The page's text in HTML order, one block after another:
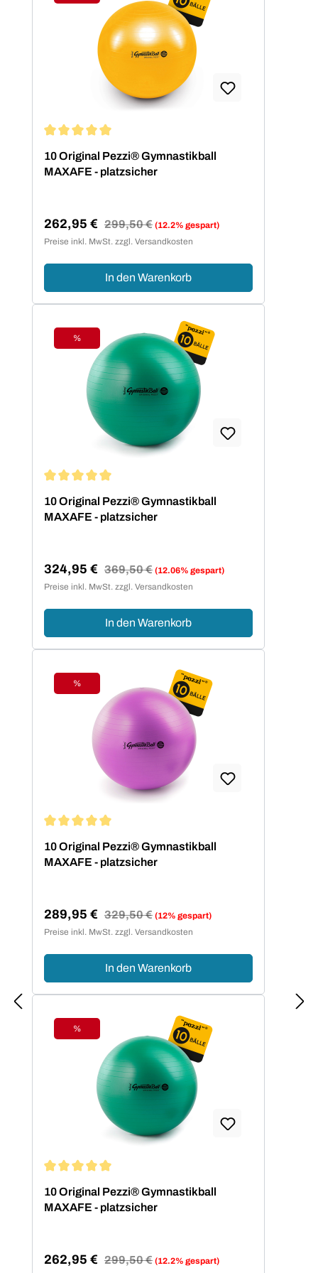
Rabatt
10 Original Pezzi® Gymnastikball
MAXAFE - platzsicher
Verkaufspreis:
262,95 € Regulärer Preis:
299,50 € (12.2% gespart)
Preise inkl. MwSt. zzgl. Versandkosten
In den Warenkorb
Rabatt
%
10 Original Pezzi® Gymnastikball
MAXAFE - platzsicher
Verkaufspreis:
324,95 € Regulärer Preis:
369,50 € (12.06% gespart)
Preise inkl. MwSt. zzgl. Versandkosten
In den Warenkorb
Rabatt
%
10 Original Pezzi® Gymnastikball
MAXAFE - platzsicher
Verkaufspreis:
289,95 € Regulärer Preis:
329,50 € (12% gespart)
Preise inkl. MwSt. zzgl. Versandkosten
In den Warenkorb
Rabatt
%
10 Original Pezzi® Gymnastikball
MAXAFE - platzsicher
Verkaufspreis:
262,95 € Regulärer Preis:
299,50 € (12.2% gespart)